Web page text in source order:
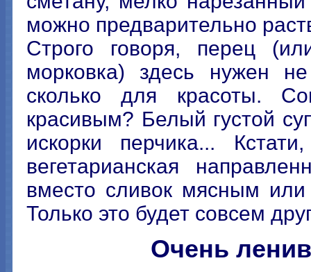
можно предварительно
Строго говоря, перец
морковка) здесь нужен
сколько для красоты.
красивым? Белый густой
искорки перчика...
вегетарианская
вместо сливок мясным
Только это будет совсем
Очень